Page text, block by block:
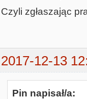
Czyli zgłaszając
2017-12-13
Pin napisał/a: